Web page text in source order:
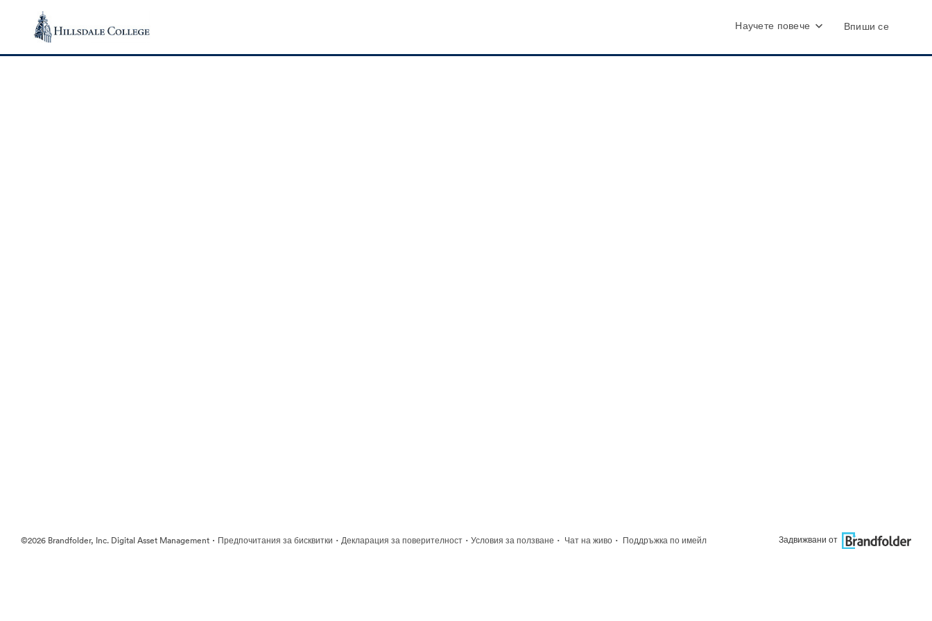
Научете повече Впиши се
©2026 Brandfolder, Inc. Digital Asset Management · Предпочитания за бисквитки · Декларация за поверителност · Условия за ползване · Чат на живо · Поддръжка по имейл Задвижвани от